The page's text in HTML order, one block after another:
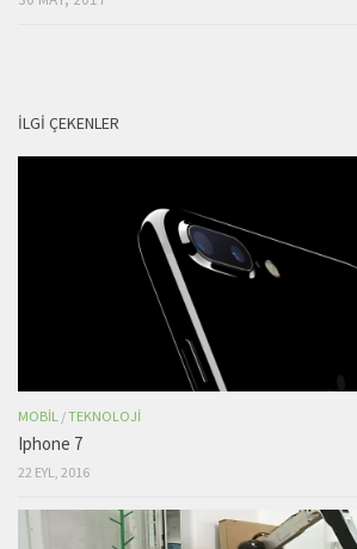
İLGI ÇEKENLER
MOBIL /TEKNOLOJI
Iphone 7
22 EYL, 2016